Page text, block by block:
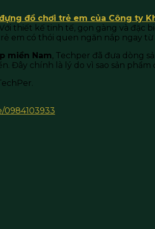
đồ chơi trẻ em của Công ty
thiết kế tinh tế, gọn gàng và đặc
em có thói quen ngăn nắp ngay từ
miền Nam, Techper đã đưa dòng
Đây chính là lý do vì sao sản
0984103933